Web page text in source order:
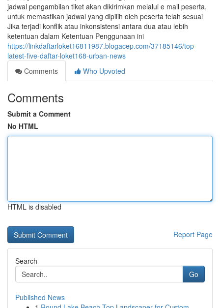
jadwal pengambilan tiket akan dikirimkan melalui e mail peserta,
untuk memastikan jadwal yang dipilih oleh peserta telah sesuai
Jika terjadi konflik atau inkonsistensi antara dua atau lebih
ketentuan dalam Ketentuan Penggunaan ini
https://linkdaftarloket16811987.blogacep.com/37185146/top-
latest-five-daftar-loket168-urban-news
Comments
Who Upvoted
Comments
Submit a Comment
No HTML
HTML is disabled
Report Page
Search
Go
Published News